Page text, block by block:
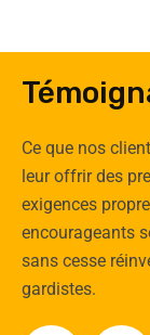
Ce que nos
leur offrir des
exigences
encourageants
sans cesse
gardistes.